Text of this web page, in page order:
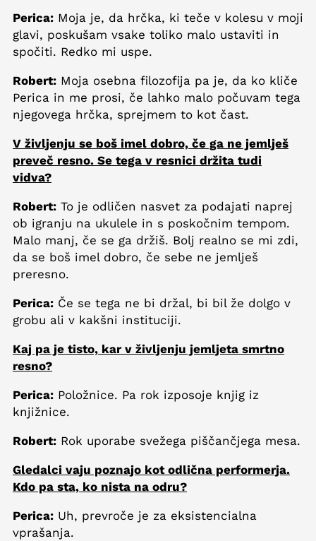
Perica: Moja je, da hrčka, ki teče v kolesu v moji
glavi, poskušam vsake toliko malo ustaviti in
spočiti. Redko mi uspe.
Robert: Moja osebna filozofija pa je, da ko kliče
Perica in me prosi, če lahko malo počuvam tega
njegovega hrčka, sprejmem to kot čast.
V življenju se boš imel dobro, če ga ne jemlješ
preveč resno. Se tega v resnici držita tudi
vidva?
Robert: To je odličen nasvet za podajati naprej
ob igranju na ukulele in s poskočnim tempom.
Malo manj, če se ga držiš. Bolj realno se mi zdi,
da se boš imel dobro, če sebe ne jemlješ
preresno.
Perica: Če se tega ne bi držal, bi bil že dolgo v
grobu ali v kakšni instituciji.
Kaj pa je tisto, kar v življenju jemljeta smrtno
resno?
Perica: Položnice. Pa rok izposoje knjig iz
knjižnice.
Robert: Rok uporabe svežega piščančjega mesa.
Gledalci vaju poznajo kot odlična performerja.
Kdo pa sta, ko nista na odru?
Perica: Uh, prevroče je za eksistencialna
vprašanja.